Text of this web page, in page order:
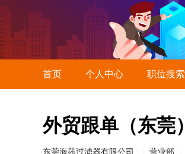
首页 个人中心 职位搜索
外贸跟单（东莞）
东莞海莎过滤器有限公司 营业部